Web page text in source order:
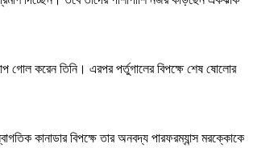
গোল করেন তিনি। এরপর পর্তুগালের বিপক্ষে শেষ ষোলোর
কানাডার বিপক্ষে তার অনবদ্য পারফরম্যান্স মরক্কোকে